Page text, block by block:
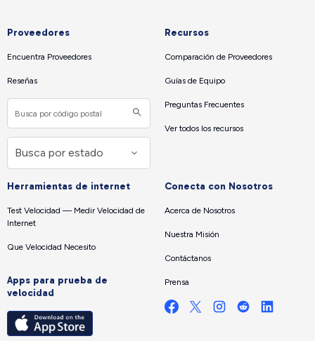
Proveedores
Encuentra Proveedores
Reseñas
Recursos
Comparación de Proveedores
Guías de Equipo
Preguntas Frecuentes
Ver todos los recursos
Herramientas de internet
Test Velocidad — Medir Velocidad de
Internet
Que Velocidad Necesito
Apps para prueba de
velocidad
Conecta con Nosotros
Acerca de Nosotros
Nuestra Misión
Contáctanos
Prensa